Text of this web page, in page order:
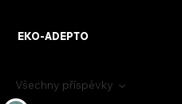
EKO-ADEPTO
Všechny příspěvky